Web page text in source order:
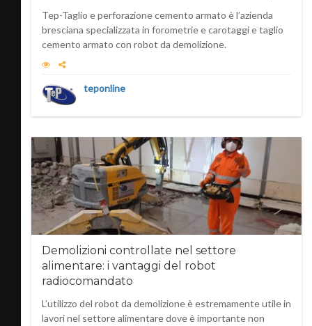
Tep-Taglio e perforazione cemento armato è l’azienda
bresciana specializzata in forometrie e carotaggi e taglio
cemento armato con robot da demolizione.
teponline
Demolizioni controllate nel settore
alimentare: i vantaggi del robot
radiocomandato
L’utilizzo del robot da demolizione è estremamente utile in
lavori nel settore alimentare dove è importante non